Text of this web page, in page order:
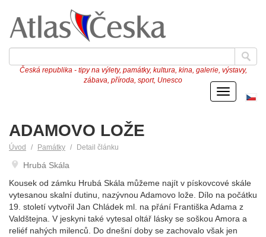
Česká republika - tipy na výlety, památky, kultura, kina, galerie, výstavy,
zábava, příroda, sport, Unesco
Menu
ADAMOVO LOŽE
Úvod Památky Detail článku
Hrubá Skála
Kousek od zámku Hrubá Skála můžeme najít v pískovcové skále
vytesanou skalní dutinu, nazývnou Adamovo lože. Dílo na počátku
19. století vytvořil Jan Chládek ml. na přání Františka Adama z
Valdštejna. V jeskyni také vytesal oltář lásky se soškou Amora a
reliéf nahých milenců. Do dnešní doby se zachovalo však jen